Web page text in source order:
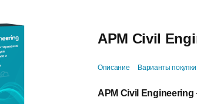
APM Civil
Описание Варианты покупки
APM Civil Engineering